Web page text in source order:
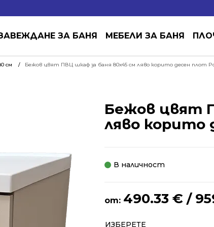
ЗА БАНЯ МЕБЕЛИ ЗА БАНЯ
см Бежов цвят ПВЦ шкаф за баня 80х45 см ляво корито десен плот
Бежов цвят
ляво корито
В наличност
от: 490.33 € /
ИЗБЕРЕТЕ
Alternative: